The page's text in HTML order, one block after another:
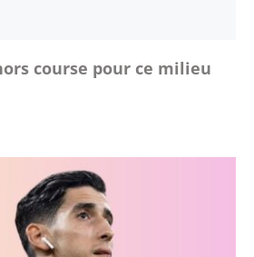
course pour ce milieu